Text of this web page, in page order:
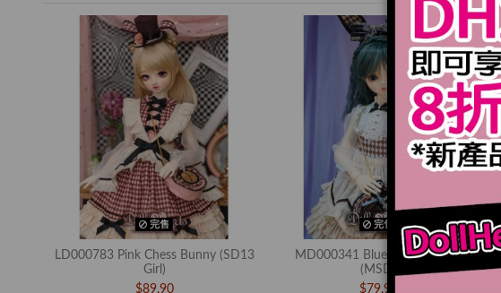
完售
LD000783 Pink Chess Bunny (SD13
Girl)
$89.90
完售
MD000341 Blue Chess Bunny
(MSD)
$79.90